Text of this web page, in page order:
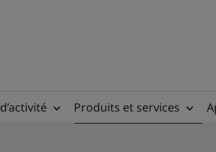
Produits et services